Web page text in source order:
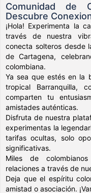
Comunidad de
Descubre
¡Hola! Experimenta la
través de nuestra
conecta solteros desde
de Cartagena,
colombiana.
Ya sea que estés en la
tropical Barranquilla,
comparten tu
amistades auténticas.
Disfruta de nuestra
experimentas la
tarifas ocultas, solo
significativas.
Miles de
relaciones a través de
Deja que el espíritu
amistad o asociación.